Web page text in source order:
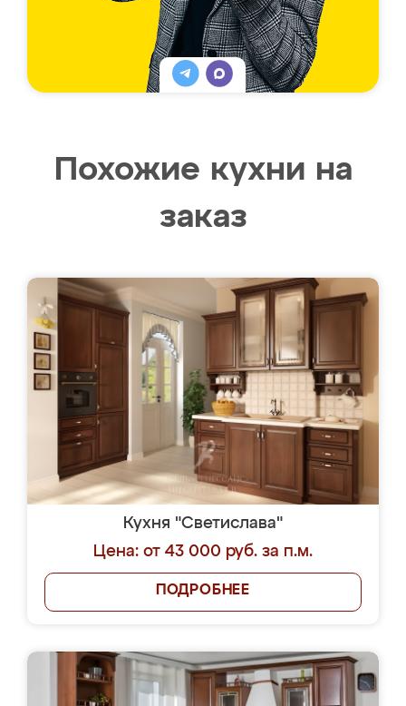
Похожие кухни на
заказ
Кухня "Светислава"
Цена: от 43 000 руб. за п.м.
ПОДРОБНЕЕ